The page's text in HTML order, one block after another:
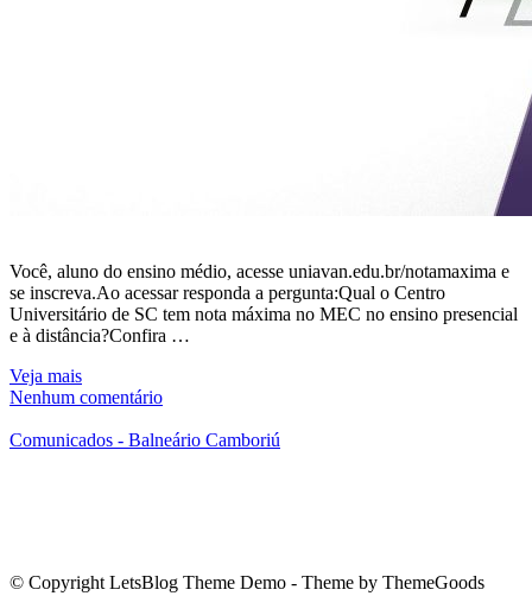
Você, aluno do ensino médio, acesse uniavan.edu.br/notamaxima e
se inscreva.Ao acessar responda a pergunta:Qual o Centro
Universitário de SC tem nota máxima no MEC no ensino presencial
e à distância?Confira …
Veja mais
Nenhum comentário
Comunicados - Balneário Camboriú
© Copyright LetsBlog Theme Demo - Theme by ThemeGoods